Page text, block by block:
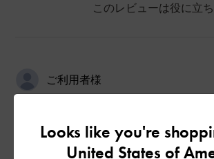
このレビューは役に立
ご利用者様
Looks like you're
United States of